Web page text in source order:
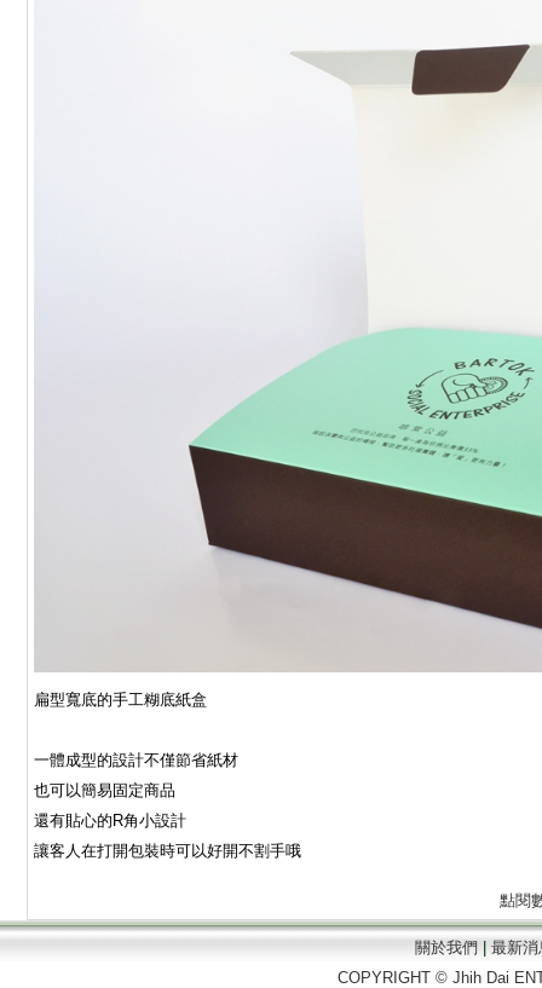
扁型寬底的手工糊底紙盒
一體成型的設計不僅節省紙材
也可以簡易固定商品
還有貼心的R角小設計
讓客人在打開包裝時可以好開不割手哦
點閱
關於我們
最新消
COPYRIGHT © Jhih Dai